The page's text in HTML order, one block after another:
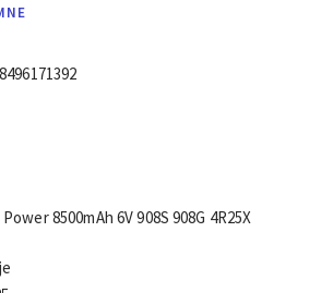
8500mAh 6V 908S 908G 4R25X